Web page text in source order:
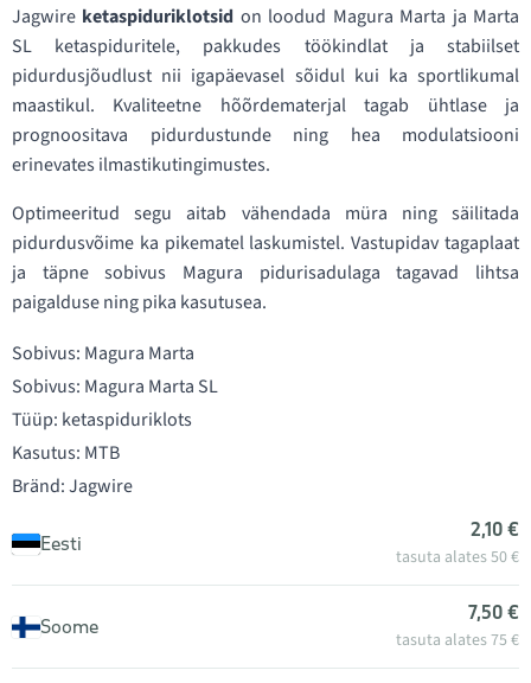
Jagwire ketaspiduriklotsid on loodud Magura Marta ja Marta
SL ketaspiduritele, pakkudes töökindlat ja stabiilset
pidurdusjõudlust nii igapäevasel sõidul kui ka sportlikumal
maastikul. Kvaliteetne hõõrdematerjal tagab ühtlase ja
prognoositava pidurdustunde ning hea modulatsiooni
erinevates ilmastikutingimustes.
Optimeeritud segu aitab vähendada müra ning säilitada
pidurdusvõime ka pikematel laskumistel. Vastupidav tagaplaat
ja täpne sobivus Magura pidurisadulaga tagavad lihtsa
paigalduse ning pika kasutusea.
Sobivus: Magura Marta
Sobivus: Magura Marta SL
Tüüp: ketaspiduriklots
Kasutus: MTB
Bränd: Jagwire
Eesti
2,10 €
tasuta alates 50 €
Soome
7,50 €
tasuta alates 75 €